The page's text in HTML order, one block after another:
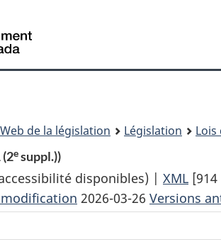
À
site
de la législation Législation Lois
(2esuppl.))
disponibles) | XML Texte
:
Loi
[914
2026-03-26 Versions